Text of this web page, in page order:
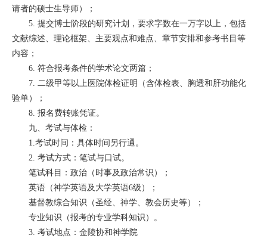
请者的硕士生导师）；
5. 提交博士阶段的研究计划，要求字数在一万字以上，包括
文献综述、理论框架、主要观点和难点、章节安排和参考书目等
内容；
6. 符合报考条件的学术论文两篇；
7. 二级甲等以上医院体检证明（含体检表、胸透和肝功能化
验单）；
8. 报名费转账凭证。
九、考试与体检：
1.考试时间：具体时间另行通。
2. 考试方式：笔试与口试。
笔试科目：政治（时事及政治常识）；
英语（神学英语及大学英语6级）；
基督教综合知识（圣经、神学、教会历史等）；
专业知识（报考的专业学科知识）。
3. 考试地点：金陵协和神学院